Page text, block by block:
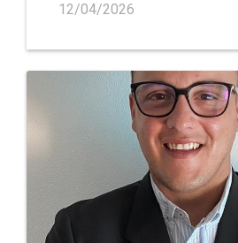
12/04/2026